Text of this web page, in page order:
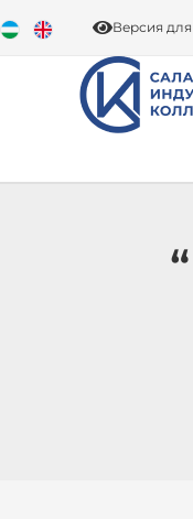
к
содержимому
Версия